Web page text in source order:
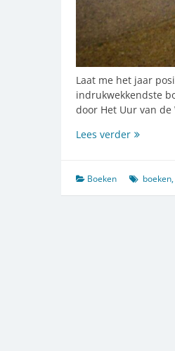
Laat me het jaar
indrukwekkendste
door Het Uur van
Lees verderDe
Boeken boeken,